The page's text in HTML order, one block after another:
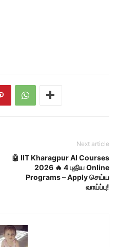
Next article
🤖 IIT Kharagpur AI Courses
2026 🔥 4 புதிய Online
Programs – Apply செய்ய
வாய்ப்பு!